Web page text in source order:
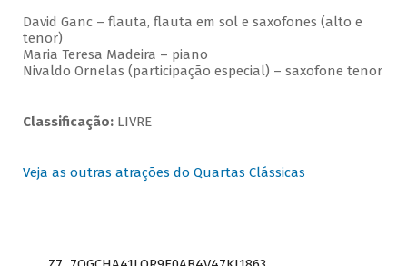
David Ganc – flauta, flauta em sol e saxofones (alto e
tenor)
Maria Teresa Madeira – piano
Nivaldo Ornelas (participação especial) – saxofone tenor
Classificação:LIVRE
Veja as outras atrações do Quartas Clássicas